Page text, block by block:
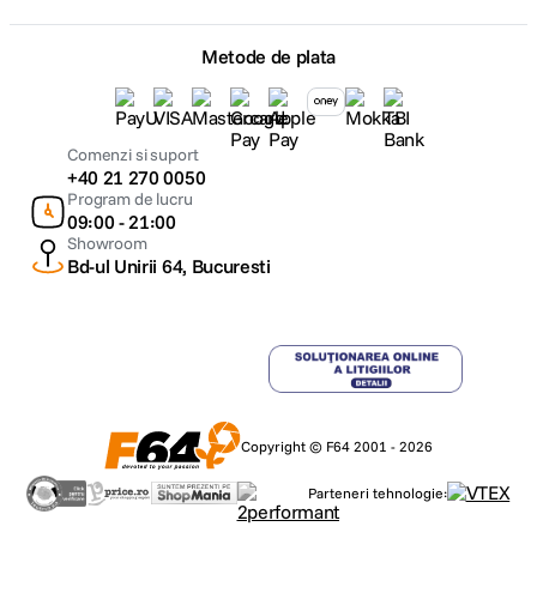
Metode de plata
Comenzi si suport
+40 21 270 0050
Program de lucru
09:00 - 21:00
Showroom
Bd-ul Unirii 64, Bucuresti
Copyright © F64 2001 - 2026
Parteneri tehnologie: